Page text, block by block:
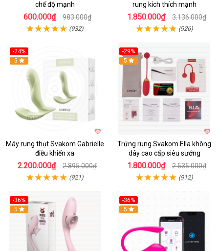
chế độ mạnh
600.000₫ 983.000₫
(932)
rung kích thích mạnh
1.850.000₫ 3.136.000₫
(926)
-24%
Hot
5
Máy rung thụt Svakom Gabrielle
điều khiển xa
2.200.000₫ 2.895.000₫
(921)
-29%
5
Trứng rung Svakom Ella không
dây cao cấp siêu sướng
1.800.000₫ 2.535.000₫
(912)
-36%
5
-36%
Hot
5